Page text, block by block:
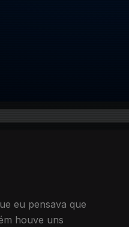
eu pensava que
houve uns